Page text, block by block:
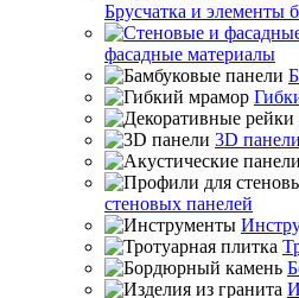
Брусчатка и элементы
фасадные материалы
3D панели
стеновых панелей